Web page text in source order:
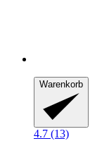
Warenkorb
4.7 (13)